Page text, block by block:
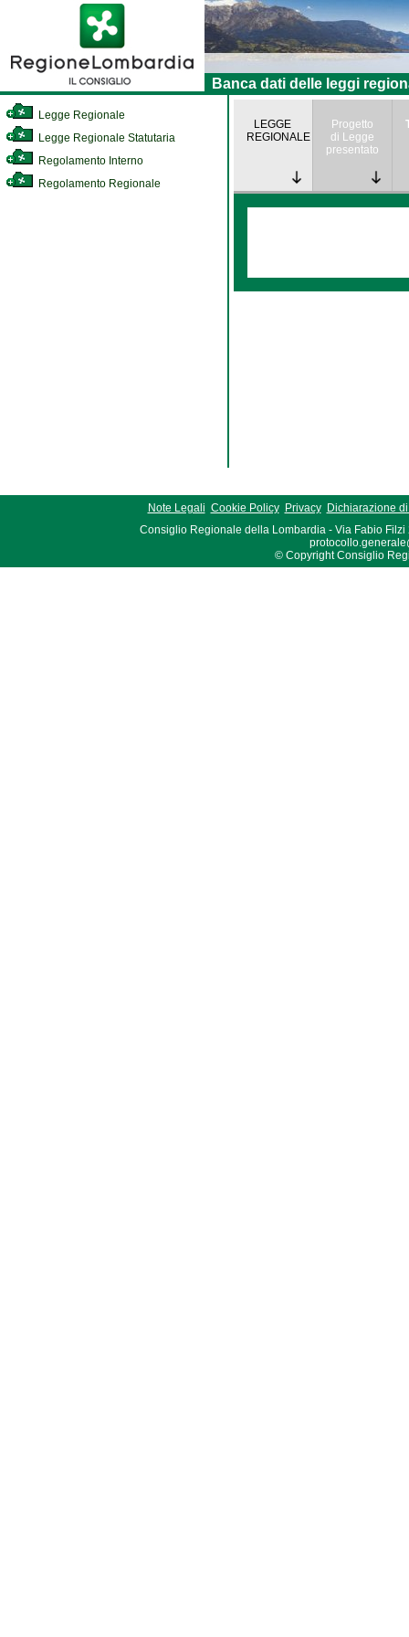
Banca dati delle leggi
Legge Regionale
Legge Regionale Statutaria
Regolamento Interno
Regolamento Regionale
LEGGE
REGIONALE
Progetto
di Legge
presentato
Note Legali Cookie Policy Privacy
Dichiarazione
Consiglio Regionale della Lombardia - Via Fabio Filzi
© Copyright Consiglio